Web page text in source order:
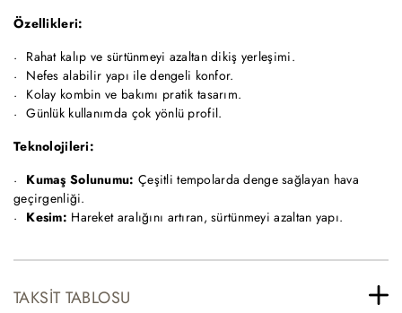
Özellikleri:
Rahat kalıp ve sürtünmeyi azaltan dikiş yerleşimi.
Nefes alabilir yapı ile dengeli konfor.
Kolay kombin ve bakımı pratik tasarım.
Günlük kullanımda çok yönlü profil.
Teknolojileri:
Kumaş Solunumu: Çeşitli tempolarda denge sağlayan hava
geçirgenliği.
Kesim: Hareket aralığını artıran, sürtünmeyi azaltan yapı.
TAKSIT TABLOSU